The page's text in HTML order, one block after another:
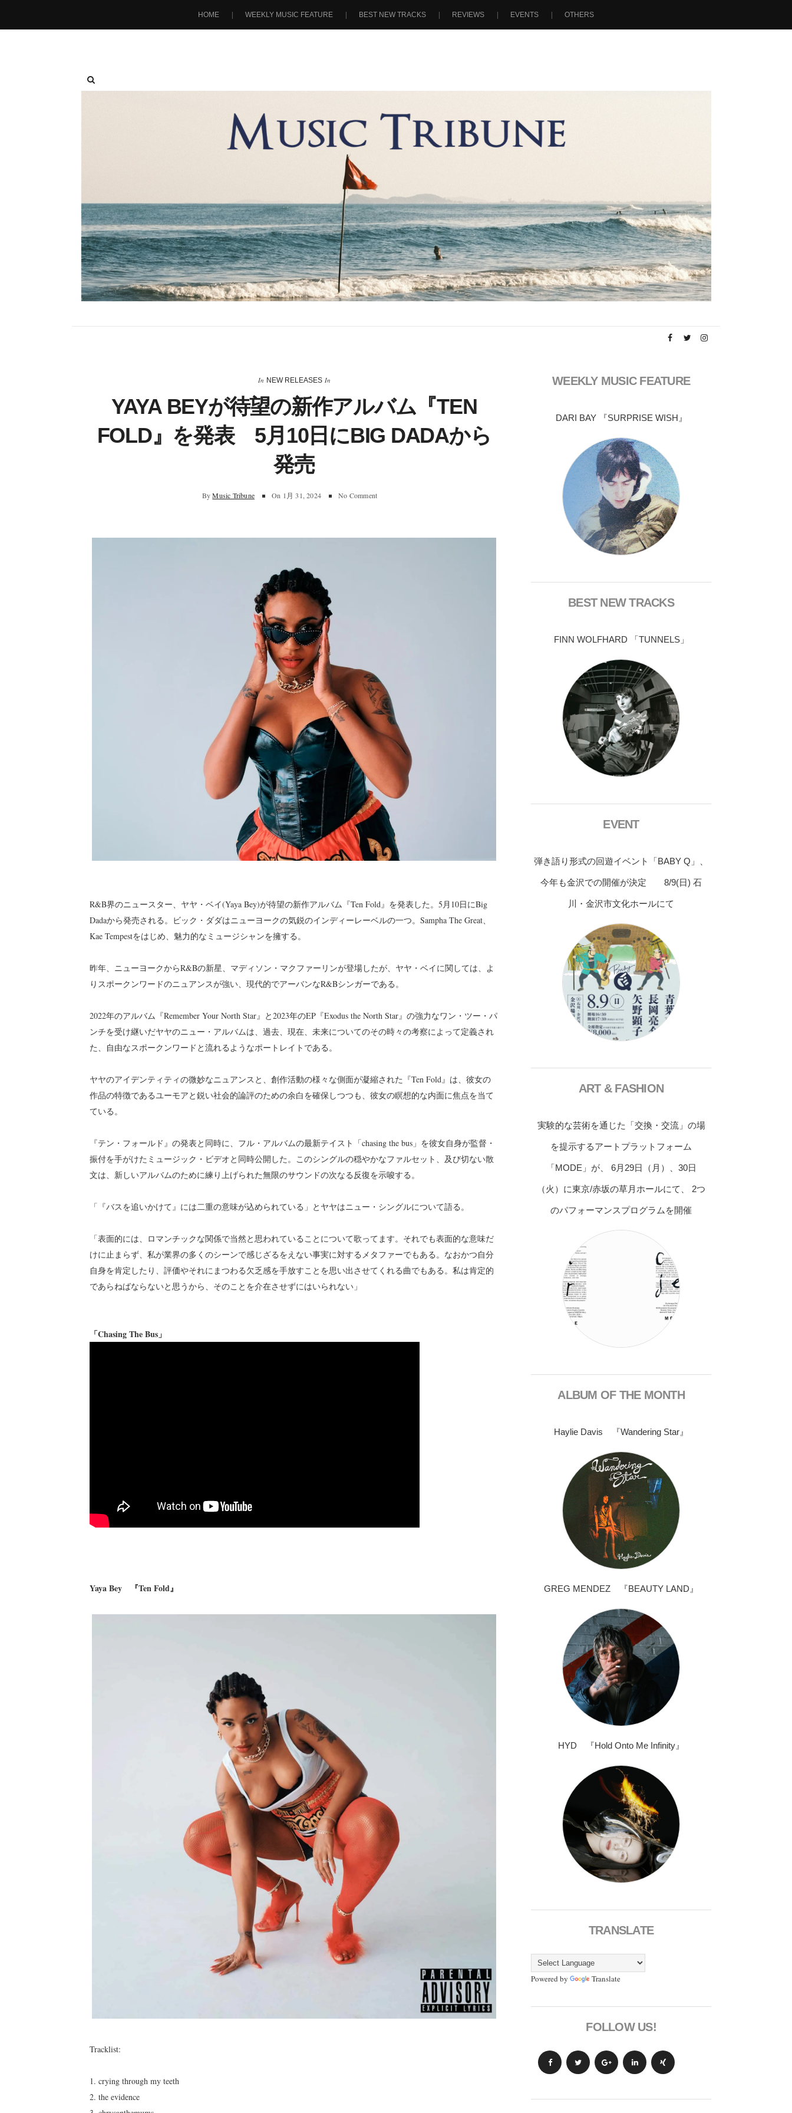
HOME WEEKLY MUSIC FEATURE BEST NEW TRACKS REVIEWS EVENTS OTHERS
In NEW RELEASES In
YAYA BEYが待望の新作アルバム『TEN
FOLD』を発表 5月10日にBIG DADAから
発売
By Music Tribune On 1月 31, 2024 No Comment
R&B界のニュースター、ヤヤ・ベイ(Yaya Bey)が待望の新作アルバム『Ten Fold』を発表した。5月10日にBig
Dadaから発売される。ビック・ダダはニューヨークの気鋭のインディーレーベルの一つ。Sampha The Great、
Kae Tempestをはじめ、魅力的なミュージシャンを擁する。
昨年、ニューヨークからR&Bの新星、マディソン・マクファーリンが登場したが、ヤヤ・ベイに関しては、よ
りスポークンワードのニュアンスが強い、現代的でアーバンなR&Bシンガーである。
2022年のアルバム『Remember Your North Star』と2023年のEP『Exodus the North Star』の強力なワン・ツー・パ
ンチを受け継いだヤヤのニュー・アルバムは、過去、現在、未来についてのその時々の考察によって定義され
た、自由なスポークンワードと流れるようなポートレイトである。
ヤヤのアイデンティティの微妙なニュアンスと、創作活動の様々な側面が凝縮された『Ten Fold』は、彼女の
作品の特徴であるユーモアと鋭い社会的論評のための余白を確保しつつも、彼女の瞑想的な内面に焦点を当て
ている。
『テン・フォールド』の発表と同時に、フル・アルバムの最新テイスト「chasing the bus」を彼女自身が監督・
振付を手がけたミュージック・ビデオと同時公開した。このシングルの穏やかなファルセット、及び切ない散
文は、新しいアルバムのために練り上げられた無限のサウンドの次なる反復を示唆する。
「『バスを追いかけて』には二重の意味が込められている」とヤヤはニュー・シングルについて語る。
「表面的には、ロマンチックな関係で当然と思われていることについて歌ってます。それでも表面的な意味だ
けに止まらず、私が業界の多くのシーンで感じざるをえない事実に対するメタファーでもある。なおかつ自分
自身を肯定したり、評価やそれにまつわる欠乏感を手放すことを思い出させてくれる曲でもある。私は肯定的
であらねばならないと思うから、そのことを介在させずにはいられない」
「Chasing The Bus」
Yaya Bey 『Ten Fold』
Tracklist:
1. crying through my teeth
2. the evidence
WEEKLY MUSIC FEATURE
DARI BAY 『SURPRISE WISH』
BEST NEW TRACKS
FINN WOLFHARD 「TUNNELS」
EVENT
弾き語り形式の回遊イベント「BABY Q」、
今年も金沢での開催が決定 8/9(日) 石
川・金沢市文化ホールにて
ART & FASHION
実験的な芸術を通じた「交換・交流」の場
を提示するアートプラットフォーム
「MODE」が、 6月29日（月）、30日
（火）に東京/赤坂の草月ホールにて、 2つ
のパフォーマンスプログラムを開催
ALBUM OF THE MONTH
Haylie Davis 『Wandering Star』
GREG MENDEZ 『BEAUTY LAND』
HYD 『Hold Onto Me Infinity』
TRANSLATE
Powered by Translate
FOLLOW US!